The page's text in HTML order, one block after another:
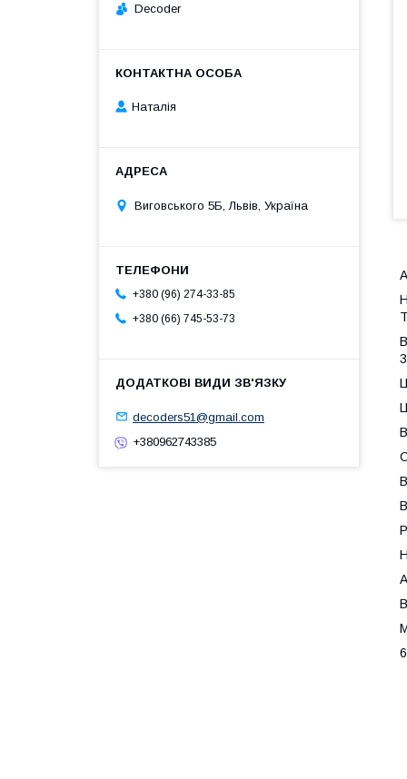
Decoder
Наталія
Виговського 5Б, Львів, Україна
+380 (96) 274-33-85
+380 (66) 745-53-73
decoders51@gmail.com
+380962743385